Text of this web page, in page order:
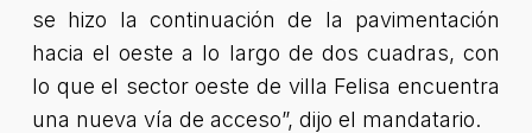
se hizo la continuación de la pavimentación
hacia el oeste a lo largo de dos cuadras, con
lo que el sector oeste de villa Felisa encuentra
una nueva vía de acceso”, dijo el mandatario.